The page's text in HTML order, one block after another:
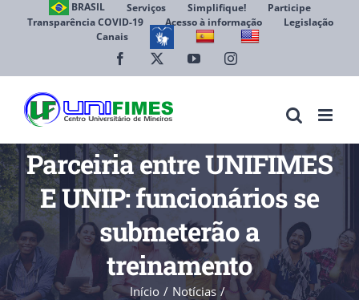
BRASIL Serviços Simplifique!
Participe
Transparência COVID-19
Acesso à informação
Legislação
Canais
Facebook YouTubeInstagram
Parceiria entre UNIFIMES
E UNIP: funcionários se
submeterão a
treinamento
Início
Notícias